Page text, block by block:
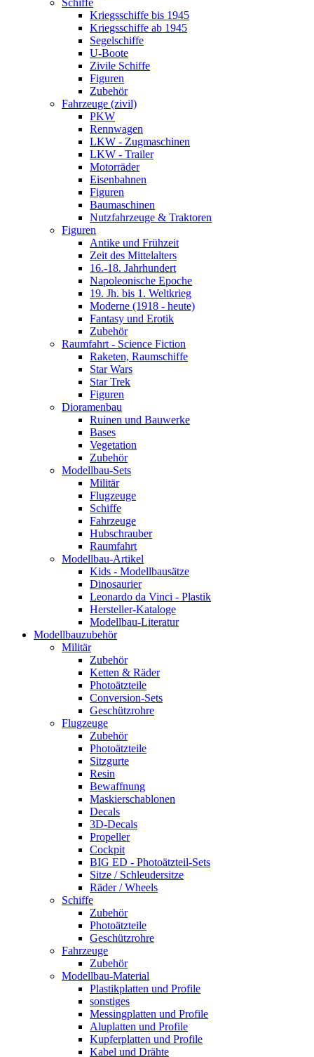
Schiffe
Kriegsschiffe bis 1945
Kriegsschiffe ab 1945
Segelschiffe
U-Boote
Zivile Schiffe
Figuren
Zubehör
Fahrzeuge (zivil)
PKW
Rennwagen
LKW - Zugmaschinen
LKW - Trailer
Motorräder
Eisenbahnen
Figuren
Baumaschinen
Nutzfahrzeuge & Traktoren
Figuren
Antike und Frühzeit
Zeit des Mittelalters
16.-18. Jahrhundert
Napoleonische Epoche
19. Jh. bis 1. Weltkrieg
Moderne (1918 - heute)
Fantasy und Erotik
Zubehör
Raumfahrt - Science Fiction
Raketen, Raumschiffe
Star Wars
Star Trek
Figuren
Dioramenbau
Ruinen und Bauwerke
Bases
Vegetation
Zubehör
Modellbau-Sets
Militär
Flugzeuge
Schiffe
Fahrzeuge
Hubschrauber
Raumfahrt
Modellbau-Artikel
Kids - Modellbausätze
Dinosaurier
Leonardo da Vinci - Plastik
Hersteller-Kataloge
Modellbau-Literatur
Modellbauzubehör
Militär
Zubehör
Ketten & Räder
Photoätzteile
Conversion-Sets
Geschützrohre
Flugzeuge
Zubehör
Photoätzteile
Sitzgurte
Resin
Bewaffnung
Maskierschablonen
Decals
3D-Decals
Propeller
Cockpit
BIG ED - Photoätzteil-Sets
Sitze / Schleudersitze
Räder / Wheels
Schiffe
Zubehör
Photoätzteile
Geschützrohre
Fahrzeuge
Zubehör
Modellbau-Material
Plastikplatten und Profile
sonstiges
Messingplatten und Profile
Aluplatten und Profile
Kupferplatten und Profile
Kabel und Drähte